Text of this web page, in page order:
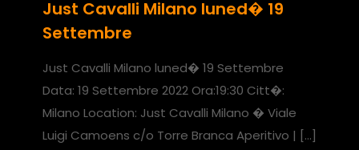
Just Cavalli Milano luned� 19
Settembre
Just Cavalli Milano luned� 19 Settembre
Data: 19 Settembre 2022 Ora:19:30 Citt�:
Milano Location: Just Cavalli Milano � Viale
Luigi Camoens c/o Torre Branca Aperitivo | […]